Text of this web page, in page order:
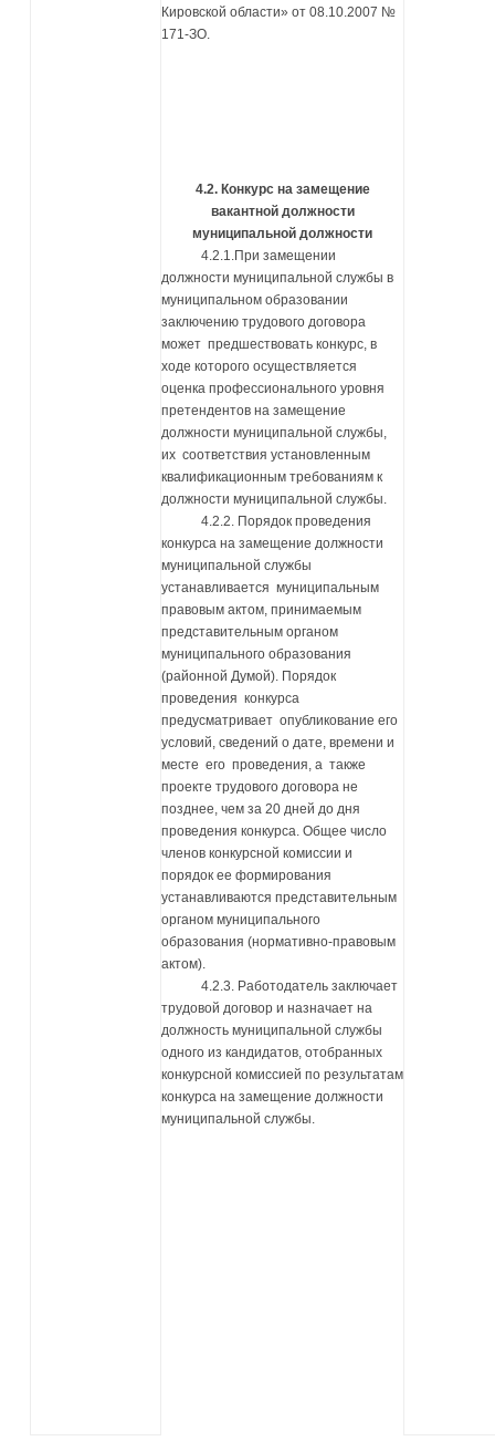
Кировской области» от 08.10.2007 №
171-ЗО.
4.2. Конкурс на замещение
вакантной должности
муниципальной должности
4.2.1.При замещении
должности муниципальной службы в
муниципальном образовании
заключению трудового договора
может предшествовать конкурс, в
ходе которого осуществляется
оценка профессионального уровня
претендентов на замещение
должности муниципальной службы,
их соответствия установленным
квалификационным требованиям к
должности муниципальной службы.
4.2.2. Порядок проведения
конкурса на замещение должности
муниципальной службы
устанавливается муниципальным
правовым актом, принимаемым
представительным органом
муниципального образования
(районной Думой). Порядок
проведения конкурса
предусматривает опубликование его
условий, сведений о дате, времени и
месте его проведения, а также
проекте трудового договора не
позднее, чем за 20 дней до дня
проведения конкурса. Общее число
членов конкурсной комиссии и
порядок ее формирования
устанавливаются представительным
органом муниципального
образования (нормативно-правовым
актом).
4.2.3. Работодатель заключает
трудовой договор и назначает на
должность муниципальной службы
одного из кандидатов, отобранных
конкурсной комиссией по результатам
конкурса на замещение должности
муниципальной службы.